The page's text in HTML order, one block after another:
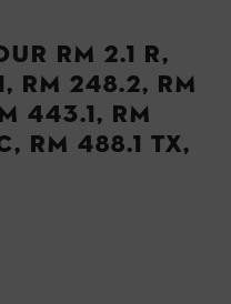
RM 2.1 R,
RM 248.2, RM
443.1, RM
RM 488.1 TX,